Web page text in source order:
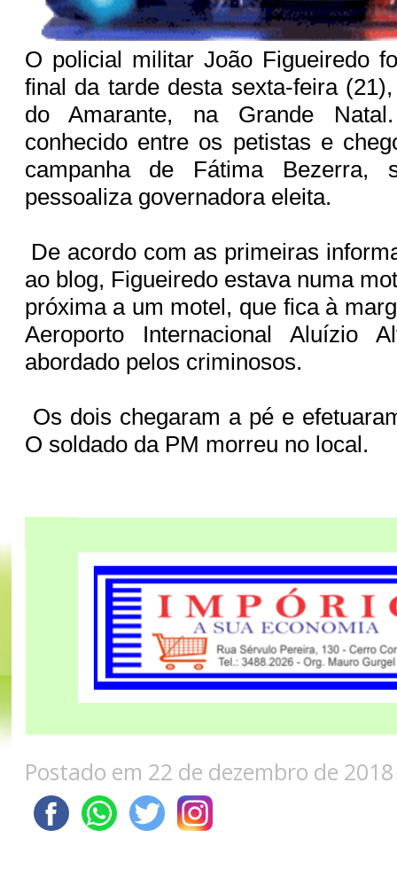
O policial militar João Figueiredo
final da tarde desta sexta-feira
do Amarante, na Grande
conhecido entre os petistas e
campanha de Fátima Bezerra,
pessoaliza governadora eleita.
De acordo com as primeiras
ao blog, Figueiredo estava numa
próxima a um motel, que fica à
Aeroporto Internacional Aluízio
abordado pelos criminosos.
Os dois chegaram a pé e
O soldado da PM morreu no local.
Postado em 22 de dezembro de 2018